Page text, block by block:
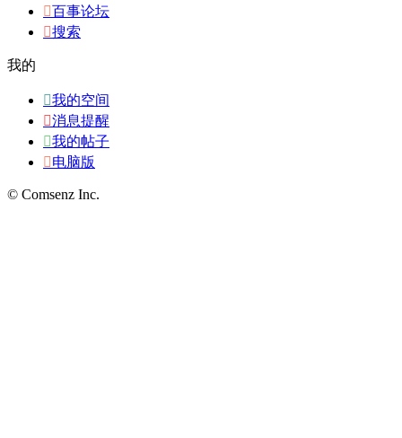
百事论坛
搜索
我的
我的空间
消息提醒
我的帖子
电脑版
© Comsenz Inc.